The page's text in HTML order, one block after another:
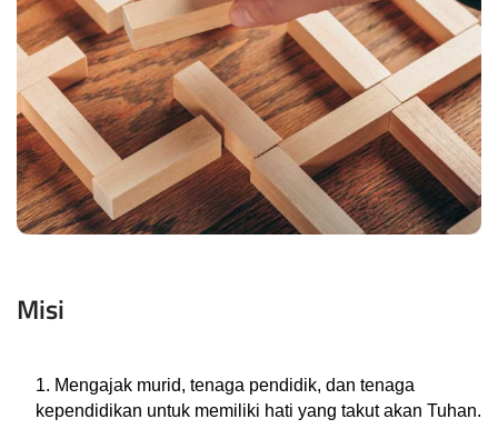
Misi
1. Mengajak murid, tenaga pendidik, dan tenaga
kependidikan untuk memiliki hati yang takut akan Tuhan.